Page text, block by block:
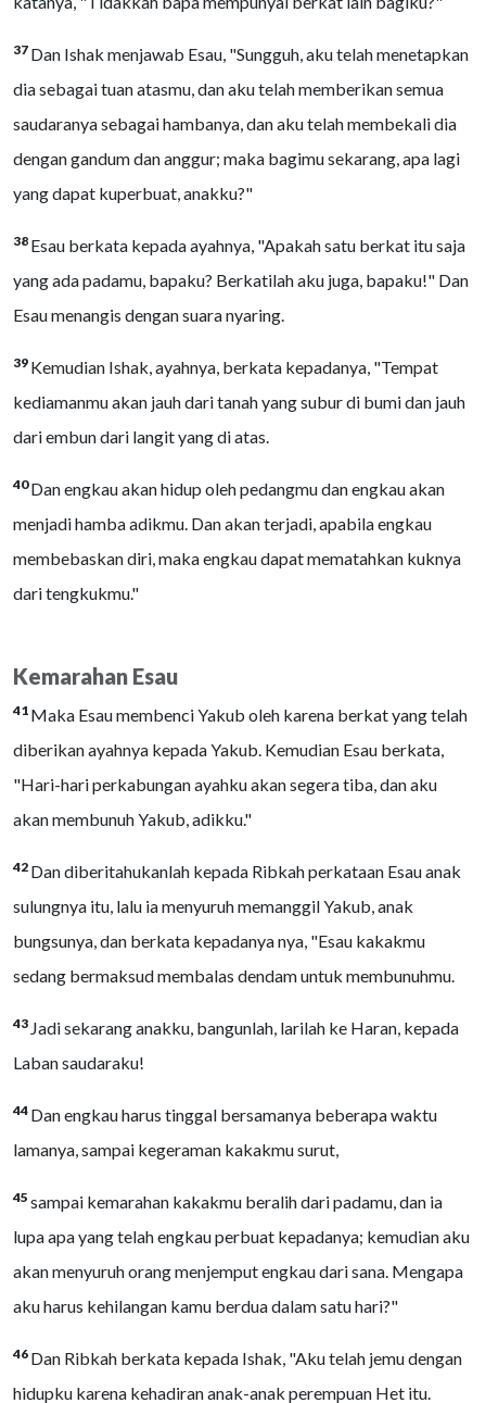
37 Dan Ishak menjawab Esau, "Sungguh, aku telah menetapkan
dia sebagai tuan atasmu, dan aku telah memberikan semua
saudaranya sebagai hambanya, dan aku telah membekali dia
dengan gandum dan anggur; maka bagimu sekarang, apa lagi
yang dapat kuperbuat, anakku?"
38 Esau berkata kepada ayahnya, "Apakah satu berkat itu saja
yang ada padamu, bapaku? Berkatilah aku juga, bapaku!" Dan
Esau menangis dengan suara nyaring.
39 Kemudian Ishak, ayahnya, berkata kepadanya, "Tempat
kediamanmu akan jauh dari tanah yang subur di bumi dan jauh
dari embun dari langit yang di atas.
40Dan engkau akan hidup oleh pedangmu dan engkau akan
menjadi hamba adikmu. Dan akan terjadi, apabila engkau
membebaskan diri, maka engkau dapat mematahkan kuknya
dari tengkukmu."
Kemarahan Esau
41 Maka Esau membenci Yakub oleh karena berkat yang telah
diberikan ayahnya kepada Yakub. Kemudian Esau berkata,
"Hari-hari perkabungan ayahku akan segera tiba, dan aku
akan membunuh Yakub, adikku."
42 Dan diberitahukanlah kepada Ribkah perkataan Esau anak
sulungnya itu, lalu ia menyuruh memanggil Yakub, anak
bungsunya, dan berkata kepadanya nya, "Esau kakakmu
sedang bermaksud membalas dendam untuk membunuhmu.
43 Jadi sekarang anakku, bangunlah, larilah ke Haran, kepada
Laban saudaraku!
44 Dan engkau harus tinggal bersamanya beberapa waktu
lamanya, sampai kegeraman kakakmu surut,
45 sampai kemarahan kakakmu beralih dari padamu, dan ia
lupa apa yang telah engkau perbuat kepadanya; kemudian aku
akan menyuruh orang menjemput engkau dari sana. Mengapa
aku harus kehilangan kamu berdua dalam satu hari?"
46 Dan Ribkah berkata kepada Ishak, "Aku telah jemu dengan
hidupku karena kehadiran anak-anak perempuan Het itu.